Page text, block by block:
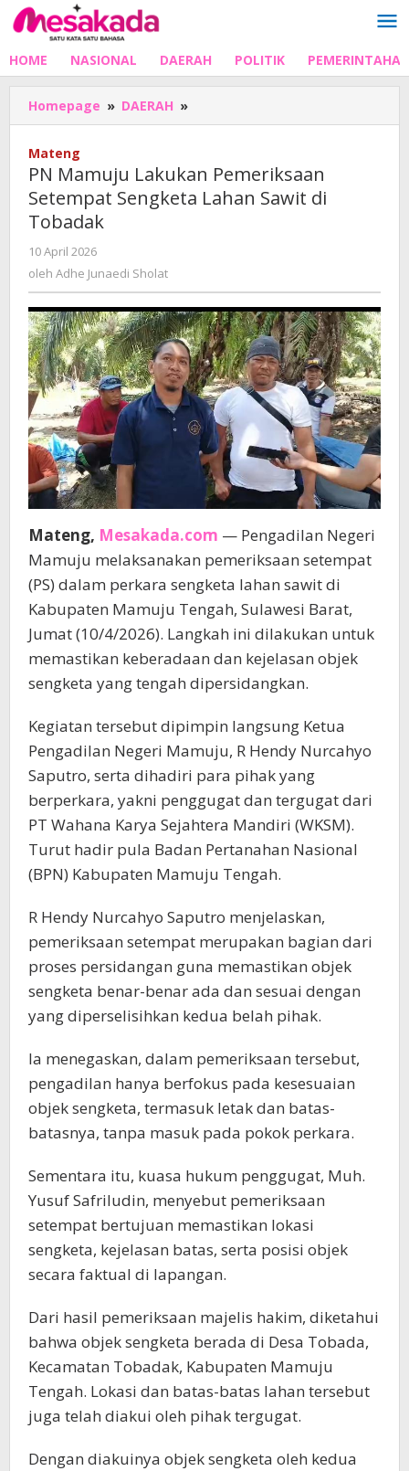
Lewati
ke
HOME NASIONAL DAERAH POLITIK
Homepage » DAERAH »
Mamuju
Setempat
Sengketa
Mateng
PN Mamuju Lakukan Pemeriksaan
Setempat Sengketa Lahan Sawit di
Tobadak
10 April 2026
Adhe
oleh Adhe Junaedi Sholat
Mateng, Mesakada.com — Pengadilan Negeri
Mamuju melaksanakan pemeriksaan setempat
(PS) dalam perkara sengketa lahan sawit di
Kabupaten Mamuju Tengah, Sulawesi Barat,
Jumat (10/4/2026). Langkah ini dilakukan untuk
memastikan keberadaan dan kejelasan objek
sengketa yang tengah dipersidangkan.
Kegiatan tersebut dipimpin langsung Ketua
Pengadilan Negeri Mamuju, R Hendy Nurcahyo
Saputro, serta dihadiri para pihak yang
berperkara, yakni penggugat dan tergugat dari
PT Wahana Karya Sejahtera Mandiri (WKSM).
Turut hadir pula Badan Pertanahan Nasional
(BPN) Kabupaten Mamuju Tengah.
R Hendy Nurcahyo Saputro menjelaskan,
pemeriksaan setempat merupakan bagian dari
proses persidangan guna memastikan objek
sengketa benar-benar ada dan sesuai dengan
yang diperselisihkan kedua belah pihak.
Ia menegaskan, dalam pemeriksaan tersebut,
pengadilan hanya berfokus pada kesesuaian
objek sengketa, termasuk letak dan batas-
batasnya, tanpa masuk pada pokok perkara.
Sementara itu, kuasa hukum penggugat, Muh.
Yusuf Safriludin, menyebut pemeriksaan
setempat bertujuan memastikan lokasi
sengketa, kejelasan batas, serta posisi objek
secara faktual di lapangan.
Dari hasil pemeriksaan majelis hakim, diketahui
bahwa objek sengketa berada di Desa Tobada,
Kecamatan Tobadak, Kabupaten Mamuju
Tengah. Lokasi dan batas-batas lahan tersebut
juga telah diakui oleh pihak tergugat.
Dengan diakuinya objek sengketa oleh kedua